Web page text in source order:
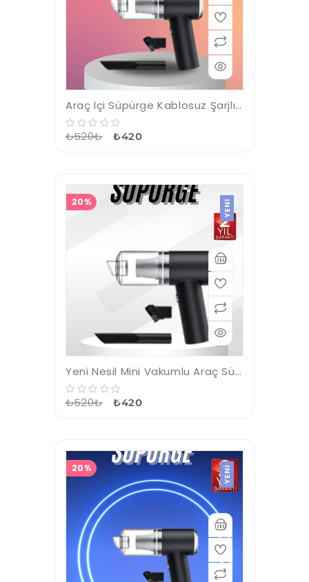
Araç İçi Süpürge Kablosuz Şarjlı Elektrikli Süpürge Elde Taşınabilir
₺520₺ ₺420
20% YENI
Yeni Nesil Mini Vakumlu Araç Süpürgesi El Süpürgesi Şarjlı
₺520₺ ₺420
20% YENI